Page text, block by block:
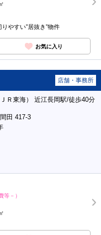
やすい”居抜き”物件
お気に入り
店舗・事務所
Ｒ東海） 近江長岡駅/徒歩40分
田 417-3
等－）